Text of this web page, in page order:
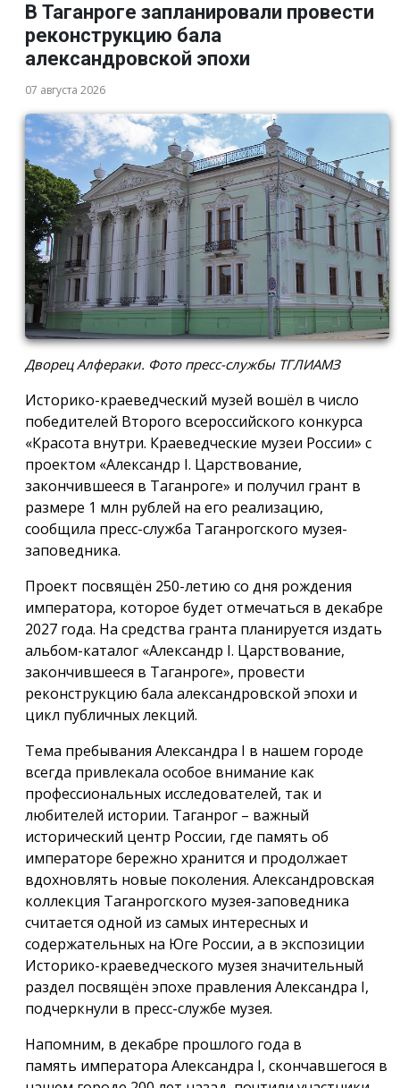
В Таганроге запланировали провести
реконструкцию бала
александровской эпохи
07 августа 2026
Дворец Алфераки. Фото пресс-службы ТГЛИАМЗ
Историко-краеведческий музей вошёл в число
победителей Второго всероссийского конкурса
«Красота внутри. Краеведческие музеи России» с
проектом «Александр I. Царствование,
закончившееся в Таганроге» и получил грант в
размере 1 млн рублей на его реализацию,
сообщила пресс-служба Таганрогского музея-
заповедника.
Проект посвящён 250-летию со дня рождения
императора, которое будет отмечаться в декабре
2027 года. На средства гранта планируется издать
альбом-каталог «Александр I. Царствование,
закончившееся в Таганроге», провести
реконструкцию бала александровской эпохи и
цикл публичных лекций.
Тема пребывания Александра I в нашем городе
всегда привлекала особое внимание как
профессиональных исследователей, так и
любителей истории. Таганрог – важный
исторический центр России, где память об
императоре бережно хранится и продолжает
вдохновлять новые поколения. Александровская
коллекция Таганрогского музея-заповедника
считается одной из самых интересных и
содержательных на Юге России, а в экспозиции
Историко-краеведческого музея значительный
раздел посвящён эпохе правления Александра I,
подчеркнули в пресс-службе музея.
Напомним, в декабре прошлого года в
память императора Александра I, скончавшегося в